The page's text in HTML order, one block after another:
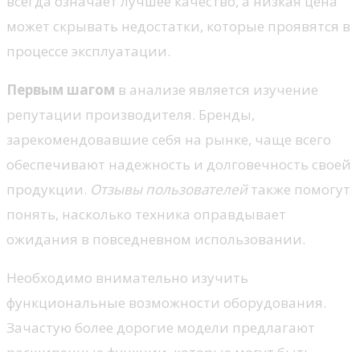
может скрывать недостатки, которые проявятся в
процессе эксплуатации.
Первым шагом в анализе является изучение
репутации производителя. Бренды,
зарекомендовавшие себя на рынке, чаще всего
обеспечивают надежность и долговечность своей
продукции. Отзывы пользователейтакже помогут
понять, насколько техника оправдывает
ожидания в повседневном использовании.
Необходимо внимательно изучить
функциональные возможности оборудования.
Зачастую более дорогие модели предлагают